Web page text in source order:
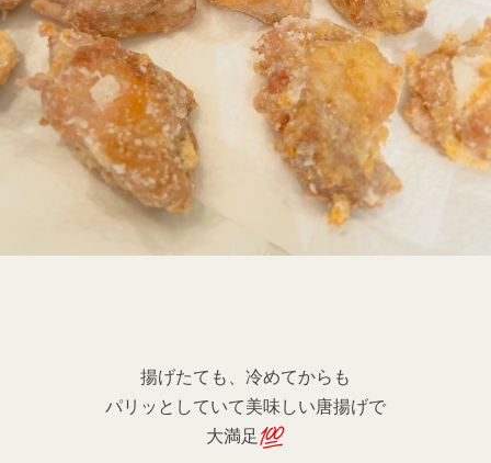
揚げたても、冷めてからも
パリッとしていて美味しい唐揚げで
大満足